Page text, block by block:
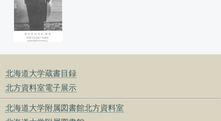
北海道大学蔵書目録
北方資料室電子展示
北海道大学附属図書館北方資料室